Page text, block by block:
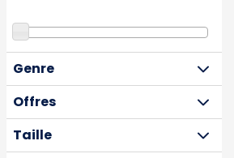
Genre
Offres
Taille